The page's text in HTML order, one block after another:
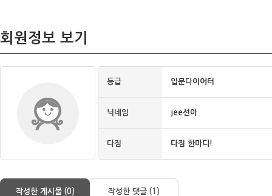
회원정보 보기
등급 입문다이어터
닉네임 jee선아
다짐 다짐 한마디!
작성한 게시물 (0) 작성한 댓글 (1)